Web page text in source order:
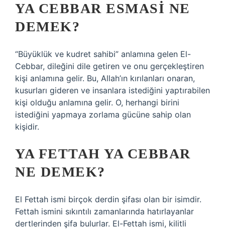
YA CEBBAR ESMASI NE
DEMEK?
“Büyüklük ve kudret sahibi” anlamına gelen El-
Cebbar, dileğini dile getiren ve onu gerçekleştiren
kişi anlamına gelir. Bu, Allah’ın kırılanları onaran,
kusurları gideren ve insanlara istediğini yaptırabilen
kişi olduğu anlamına gelir. O, herhangi birini
istediğini yapmaya zorlama gücüne sahip olan
kişidir.
YA FETTAH YA CEBBAR
NE DEMEK?
El Fettah ismi birçok derdin şifası olan bir isimdir.
Fettah ismini sıkıntılı zamanlarında hatırlayanlar
dertlerinden şifa bulurlar. El-Fettah ismi, kilitli